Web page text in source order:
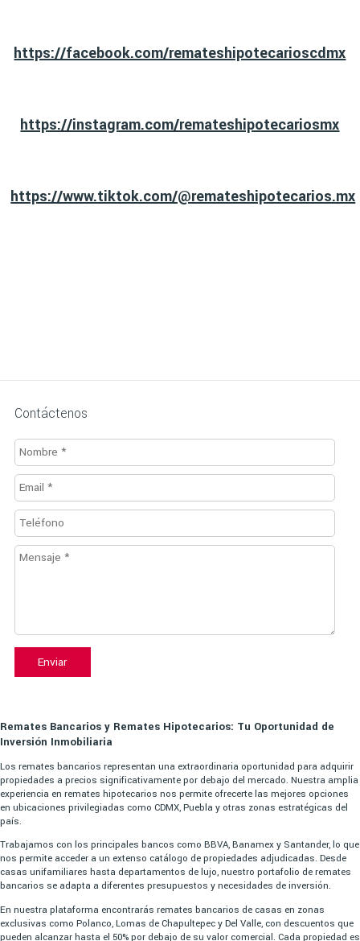
https://facebook.com/remateshipotecarioscdmx
https://instagram.com/remateshipotecariosmx
https://www.tiktok.com/@remateshipotecarios.mx
Contáctenos
Enviar
Remates Bancarios y Remates Hipotecarios: Tu Oportunidad de
Inversión Inmobiliaria
Los remates bancarios representan una extraordinaria oportunidad para adquirir
propiedades a precios significativamente por debajo del mercado. Nuestra amplia
experiencia en remates hipotecarios nos permite ofrecerte las mejores opciones
en ubicaciones privilegiadas como CDMX, Puebla y otras zonas estratégicas del
país.
Trabajamos con los principales bancos como BBVA, Banamex y Santander, lo que
nos permite acceder a un extenso catálogo de propiedades adjudicadas. Desde
casas unifamiliares hasta departamentos de lujo, nuestro portafolio de remates
bancarios se adapta a diferentes presupuestos y necesidades de inversión.
En nuestra plataforma encontrarás remates bancarios de casas en zonas
exclusivas como Polanco, Lomas de Chapultepec y Del Valle, con descuentos que
pueden alcanzar hasta el 50% por debajo de su valor comercial. Cada propiedad es